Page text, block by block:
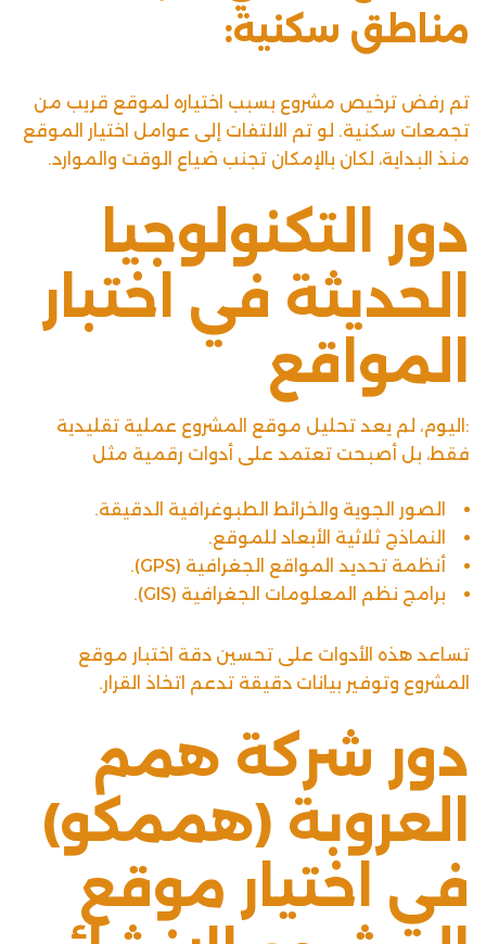
مناطق سكنية:
تم رفض ترخيص مشروع بسبب اختياره لموقع قريب من
تجمعات سكنية. لو تم الالتفات إلى عوامل اختيار الموقع
منذ البداية، لكان بالإمكان تجنب ضياع الوقت والموارد.
دور التكنولوجيا
الحديثة في اختبار
المواقع
:اليوم، لم يعد تحليل موقع المشروع عملية تقليدية
فقط، بل أصبحت تعتمد على أدوات رقمية مثل
الصور الجوية والخرائط الطبوغرافية الدقيقة.
النماذج ثلاثية الأبعاد للموقع.
أنظمة تحديد المواقع الجغرافية (GPS).
برامج نظم المعلومات الجغرافية (GIS).
تساعد هذه الأدوات على تحسين دقة اختبار موقع
المشروع وتوفير بيانات دقيقة تدعم اتخاذ القرار.
دور شركة همم
العروبة (هممكو)
في اختيار موقع